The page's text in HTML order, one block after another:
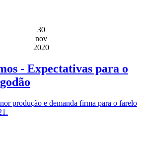
30
nov
2020
- Expectativas para o
produção e demanda firma para o farelo